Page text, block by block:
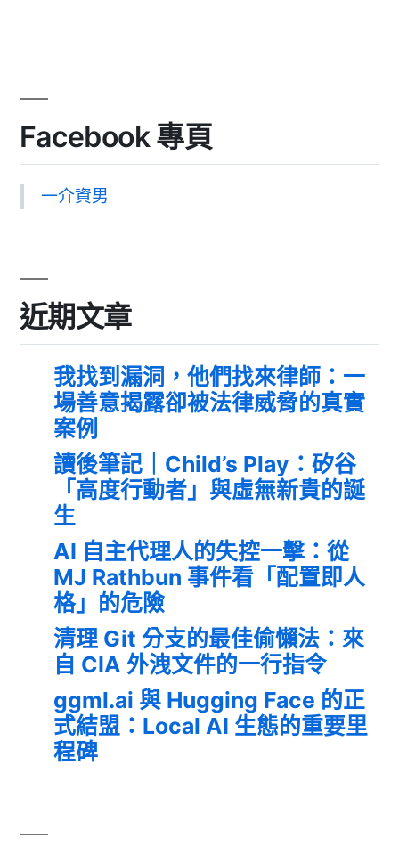
Facebook 專頁
一介資男
近期文章
我找到漏洞，他們找來律師：一
場善意揭露卻被法律威脅的真實
案例
讀後筆記｜Child’s Play：矽谷
「高度行動者」與虛無新貴的誕
生
AI 自主代理人的失控一擊：從
MJ Rathbun 事件看「配置即人
格」的危險
清理 Git 分支的最佳偷懶法：來
自 CIA 外洩文件的一行指令
ggml.ai 與 Hugging Face 的正
式結盟：Local AI 生態的重要里
程碑